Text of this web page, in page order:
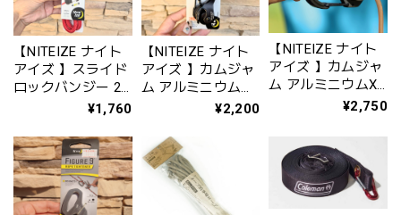
【NITEIZE ナイト
アイズ 】スライド
ロックバンジー 24
¥1,760
【NITEIZE ナイト
アイズ 】カムジャ
ム アルミニウム
XT〈NI03030〉¥2,200
【NITEIZE ナイト
アイズ 】カムジャ
ム アルミニウムXT
パラコードコヨー
¥2,750